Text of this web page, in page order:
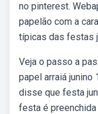
no pinterest.
papelão com a
típicas das festas
Veja o passo a
papel arraiá
disse que festa
festa é